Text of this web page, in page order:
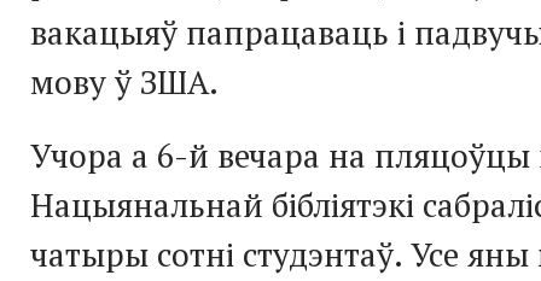
вакацыяў папрацаваць і
мову ў ЗША.
Учора а 6-й вечара на
Нацыянальнай бібліятэкі
чатыры сотні студэнтаў. Усе яны